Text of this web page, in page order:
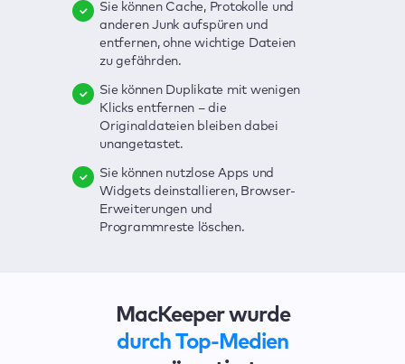
Sie können Cache, Protokolle und
anderen Junk aufspüren und
entfernen, ohne wichtige Dateien
zu gefährden.
Sie können Duplikate mit wenigen
Klicks entfernen – die
Originaldateien bleiben dabei
unangetastet.
Sie können nutzlose Apps und
Widgets deinstallieren, Browser-
Erweiterungen und
Programmreste löschen.
Sie können Viren löschen,
Echtzeitschutz nutzen und Adware
mit einem Klick beseitigen.
Kreditkarten- und andere sensible
Daten im Auge behalten. Bei
Sicherheitsverletzungen werden
Sie sofort benachrichtigt.
Mit VPN können Sie Ihre
Verbindung schützen und Ihre
Surfaktivitäten vor Spionen und
Hackern verbergen.
Mit einem Klick lassen sich alle
möglichen Bedrohungen für Ihren
Mac ausfindig machen – Junk,
Viren, Adware, veraltete Apps und
Die übersichtliche und praktische
Benutzeroberfläche zur Erkennung
der Sicherheitsschwachstellen
benutzerfreundlich.
Mit wenigen Klicks lassen sich alle
Probleme beheben.
MacKeeper wurde
durch Top-Medien